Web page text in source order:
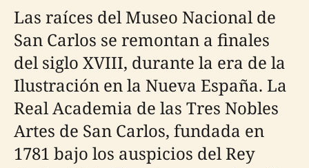
Las raíces del Museo Nacional de
San Carlos se remontan a finales
del siglo XVIII, durante la era de la
Ilustración en la Nueva España. La
Real Academia de las Tres Nobles
Artes de San Carlos, fundada en
1781 bajo los auspicios del Rey